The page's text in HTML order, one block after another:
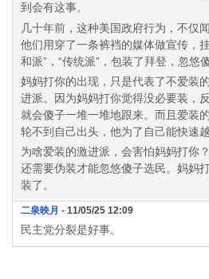
到会有这事。
几十年前，这种美国政府行为，不仅
他们用穿了一条裤裆的媒体做宣传，
和派”，“传统派”，包装了拜登，忽悠
妈妈打你的出现，只是代表了不爱装
进派。因为妈妈打你觉得没必要装，
就会傻子一堆一堆地跟来。而且爱装
轮不到自己出头，他为了自己能快速
为啥爱装的激进派，会害怕妈妈打你
还需要伪装才能忽悠傻子选民。妈妈
装了。
二泉映月 - 11/05/25 12:09
民主党分裂是好事。